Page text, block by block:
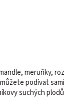
meruňky,
podívat
suchých